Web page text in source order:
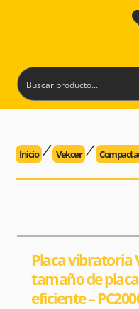
Inicio Vekcer
Placa vibratoria
tamaño de
eficiente –